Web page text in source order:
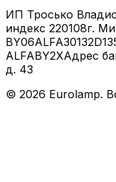
ИП Тросько
индекс 220108г.
ALFABY2XАдрес
д. 43
© 2026 Eurolamp.